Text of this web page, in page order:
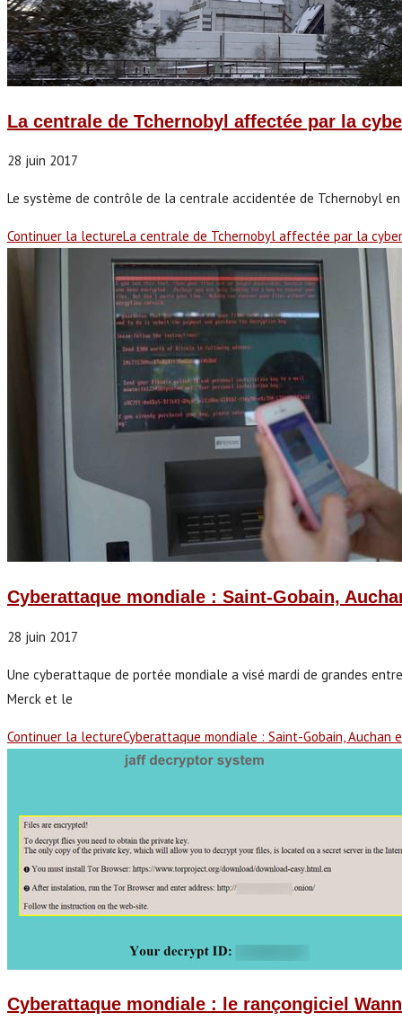
La centrale de Tchernobyl affectée par la
28 juin 2017
Le système de contrôle de la centrale accidentée de Tchernobyl
Continuer la lectureLa centrale de Tchernobyl affectée par la
Cyberattaque mondiale : Saint-Gobain,
28 juin 2017
Une cyberattaque de portée mondiale a visé mardi de grandes
Merck et le
Continuer la lectureCyberattaque mondiale : Saint-Gobain, Auchan
Cyberattaque mondiale : le rançongiciel